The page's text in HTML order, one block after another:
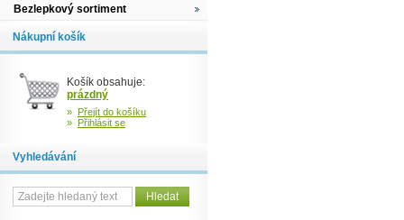
Bezlepkový sortiment
Nákupní košík
Košík obsahuje:
prázdný
» Přejít do košíku
» Přihlásit se
Vyhledávání